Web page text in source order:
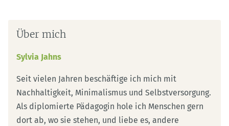
Über mich
Sylvia Jahns
Seit vielen Jahren beschäftige ich mich mit
Nachhaltigkeit, Minimalismus und Selbstversorgung.
Als diplomierte Pädagogin hole ich Menschen gern
dort ab, wo sie stehen, und liebe es, andere